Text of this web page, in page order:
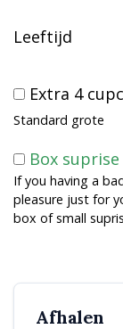
Leeftijd
Extra 4
Standard grote
Box
If you having a
pleasure just for
box of small
Afhalen